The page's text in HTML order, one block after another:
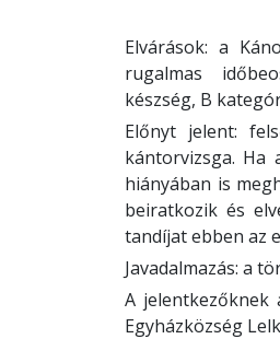
Elvárások: a
rugalmas
készség, B
Előnyt jelent:
kántorvizsga. Ha
hiányában is
beiratkozik és
tandíjat ebben az
Javadalmazás: a
A
Egyházközség